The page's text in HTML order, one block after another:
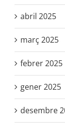
abril 2025
març 2025
febrer 2025
gener 2025
desembre